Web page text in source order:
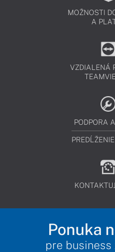
MOŽNOSTI
A
VZDIALENÁ
PODPORA
Ponuka
pre business